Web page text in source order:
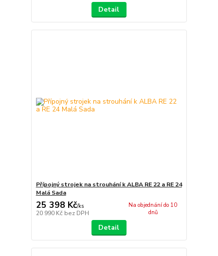
Detail
Přípojný strojek na strouhání k ALBA RE 22 a RE 24
Malá Sada
25 398 Kč/ks
20 990 Kč bez DPH
Na objednání do 10
dnů
Detail